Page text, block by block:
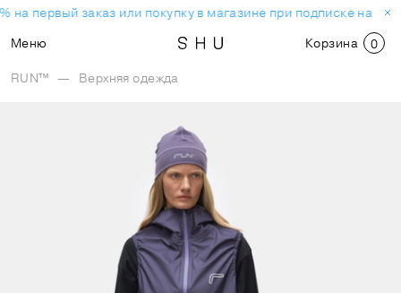
на первый заказ или покупку в магазине при подписке на
Меню
Корзина 0
RUN™ — Верхняя одежда